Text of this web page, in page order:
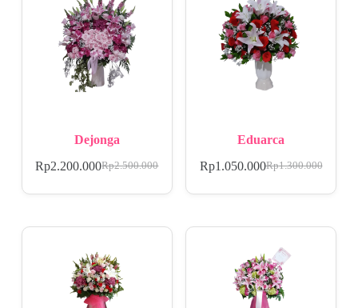
Dejonga
Rp2.500.000
Rp2.200.000
Eduarca
Rp1.300.000
Rp1.050.000